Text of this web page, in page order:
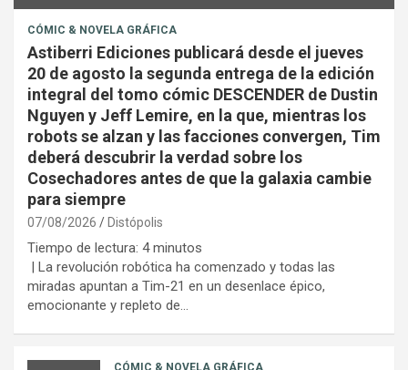
CÓMIC & NOVELA GRÁFICA
Astiberri Ediciones publicará desde el jueves
20 de agosto la segunda entrega de la edición
integral del tomo cómic DESCENDER de Dustin
Nguyen y Jeff Lemire, en la que, mientras los
robots se alzan y las facciones convergen, Tim
deberá descubrir la verdad sobre los
Cosechadores antes de que la galaxia cambie
para siempre
07/08/2026 Distópolis
Tiempo de lectura: 4 minutos
| La revolución robótica ha comenzado y todas las
miradas apuntan a Tim-21 en un desenlace épico,
emocionante y repleto de…
CÓMIC & NOVELA GRÁFICA